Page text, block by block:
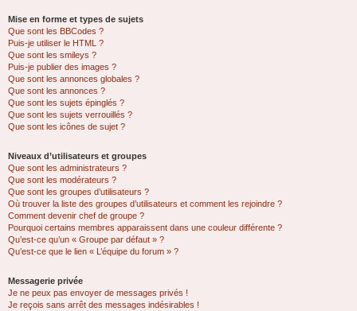
Mise en forme et types de sujets
Que sont les BBCodes ?
Puis-je utiliser le HTML ?
Que sont les smileys ?
Puis-je publier des images ?
Que sont les annonces globales ?
Que sont les annonces ?
Que sont les sujets épinglés ?
Que sont les sujets verrouillés ?
Que sont les icônes de sujet ?
Niveaux d’utilisateurs et groupes
Que sont les administrateurs ?
Que sont les modérateurs ?
Que sont les groupes d’utilisateurs ?
Où trouver la liste des groupes d’utilisateurs et comment les rejoindre ?
Comment devenir chef de groupe ?
Pourquoi certains membres apparaissent dans une couleur différente ?
Qu’est-ce qu’un « Groupe par défaut » ?
Qu’est-ce que le lien « L’équipe du forum » ?
Messagerie privée
Je ne peux pas envoyer de messages privés !
Je reçois sans arrêt des messages indésirables !